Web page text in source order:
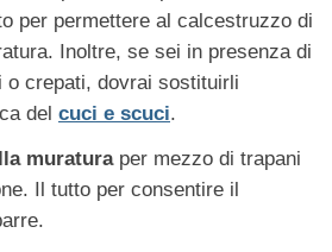
per permettere al calcestruzzo di
Inoltre, se sei in presenza di
o crepati, dovrai sostituirli
del cuci e scuci.
muratura per mezzo di trapani
Il tutto per consentire il